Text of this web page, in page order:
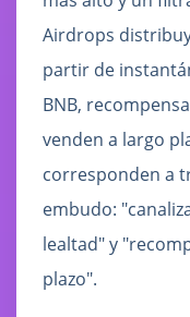
Airdrops
partir de
BNB,
venden a largo
corresponden a
embudo:
lealtad" y
plazo".